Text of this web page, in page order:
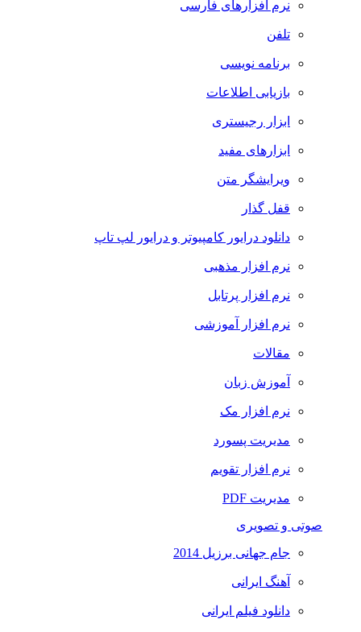
نرم افزارهای فارسی
تلفن
برنامه نویسی
بازیابی اطلاعات
ابزار رجیستری
ابزارهای مفید
ویرایشگر متن
قفل گذار
دانلود درایور کامپیوتر و درایور لپ تاپ
نرم افزار مذهبی
نرم افزار پرتابل
نرم افزار آموزشی
مقالات
آموزش زبان
نرم افزار مک
مدیریت پسورد
نرم افزار تقویم
مدیریت PDF
صوتی و تصویری
جام جهانی برزیل 2014
آهنگ ایرانی
دانلود فیلم ایرانی